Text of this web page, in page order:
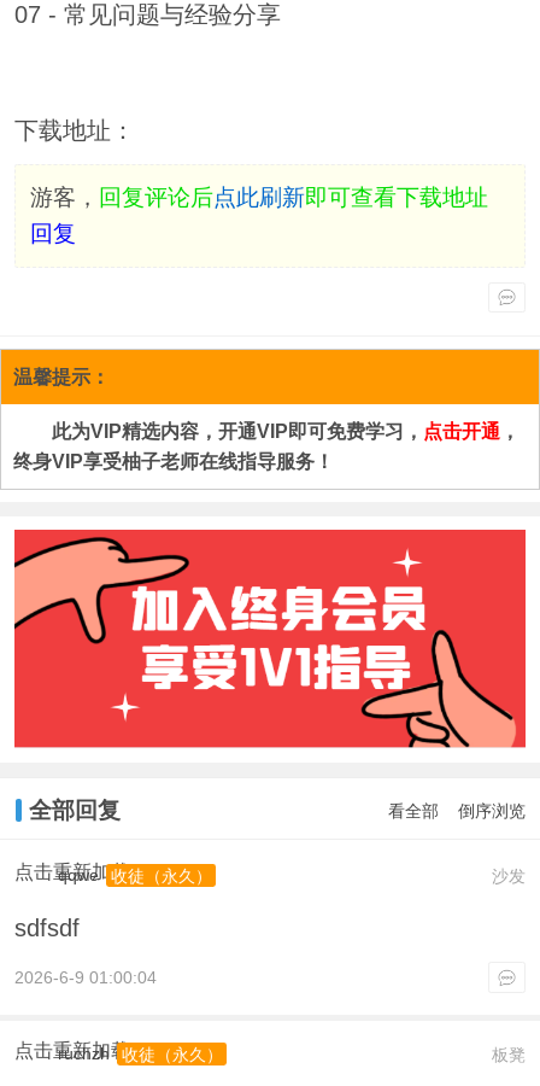
07 - 常见问题与经验分享
下载地址：
游客， 回复评论后点此刷新即可查看下载地址
回复
温馨提示：
此为VIP精选内容，开通VIP即可免费学习， 点击开通 ，
终身VIP享受柚子老师在线指导服务！
全部回复 看全部 倒序浏览
点击重新加载 沙发
qqwe 收徒（永久）
sdfsdf
2026-6-9 01:00:04
点击重新加载 板凳
ruchzh 收徒（永久）